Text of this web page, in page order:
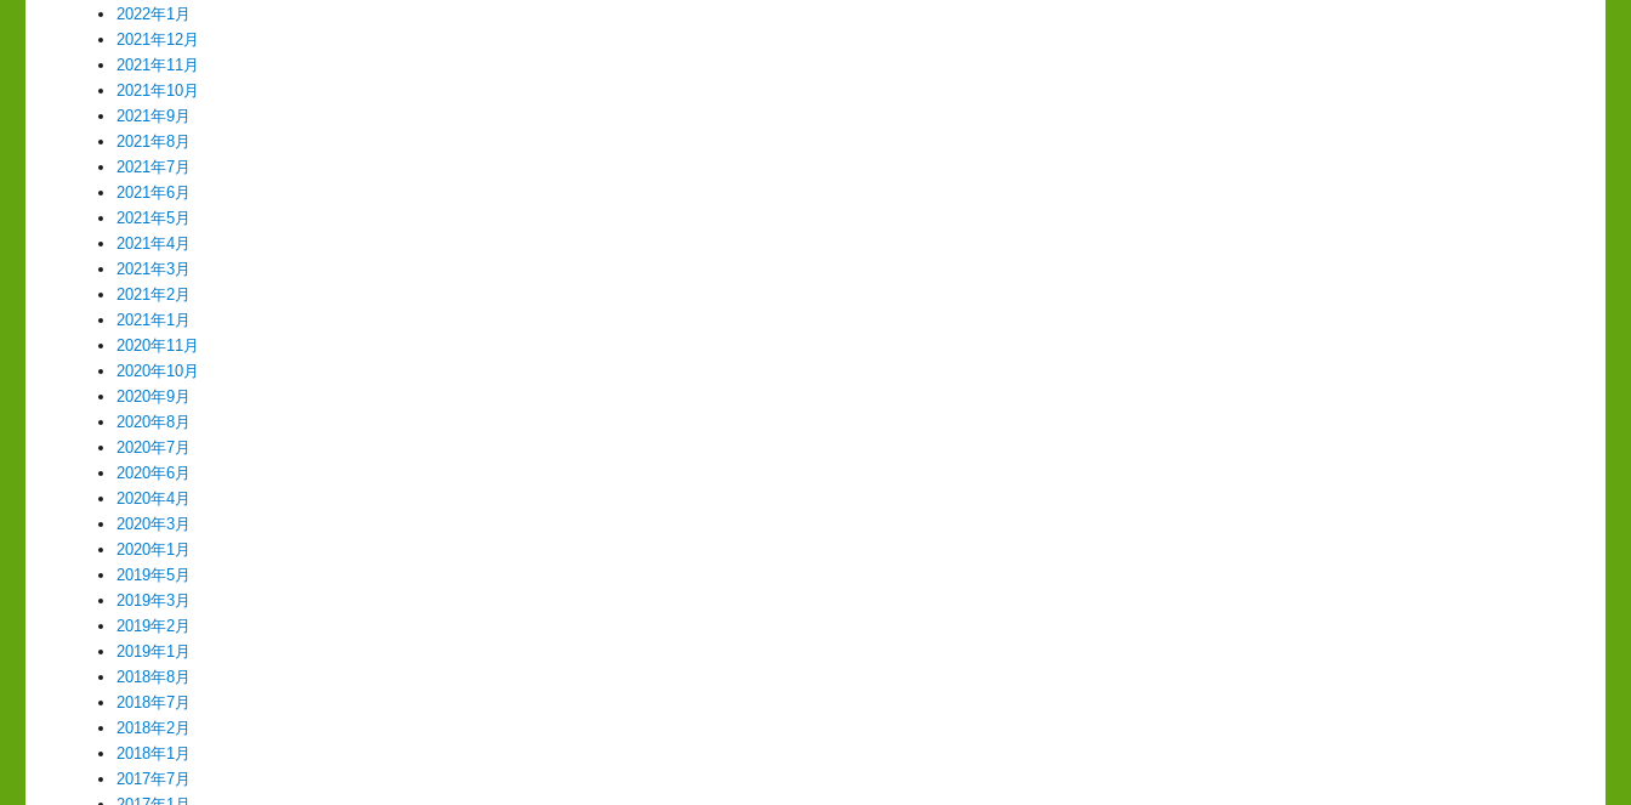
2022年1月
2021年12月
2021年11月
2021年10月
2021年9月
2021年8月
2021年7月
2021年6月
2021年5月
2021年4月
2021年3月
2021年2月
2021年1月
2020年11月
2020年10月
2020年9月
2020年8月
2020年7月
2020年6月
2020年4月
2020年3月
2020年1月
2019年5月
2019年3月
2019年2月
2019年1月
2018年8月
2018年7月
2018年2月
2018年1月
2017年7月